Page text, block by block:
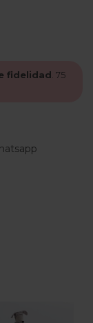
fidelidad 75